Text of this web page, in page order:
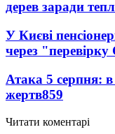
дерев заради
У Києві
через
Атака 5 серпня: в
жертв859
Читати коментарі